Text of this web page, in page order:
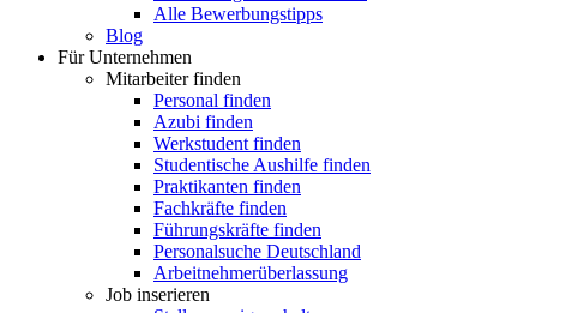
Alle Bewerbungstipps
Blog
Für Unternehmen
Mitarbeiter finden
Personal finden
Azubi finden
Werkstudent finden
Studentische Aushilfe finden
Praktikanten finden
Fachkräfte finden
Führungskräfte finden
Personalsuche Deutschland
Arbeitnehmerüberlassung
Job inserieren